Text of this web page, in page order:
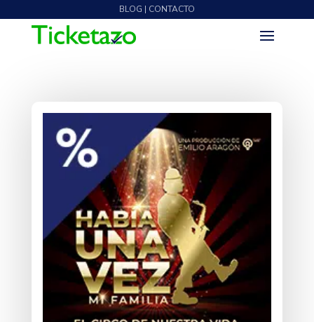
BLOG | CONTACTO